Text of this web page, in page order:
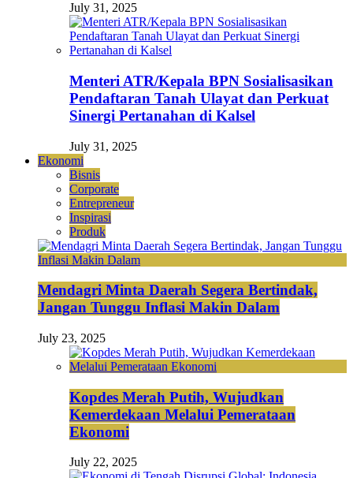
July 31, 2025
Menteri ATR/Kepala BPN Sosialisasikan
Pendaftaran Tanah Ulayat dan Perkuat
Sinergi Pertanahan di Kalsel
July 31, 2025
Ekonomi
Bisnis
Corporate
Entrepreneur
Inspirasi
Produk
Mendagri Minta Daerah Segera Bertindak,
Jangan Tunggu Inflasi Makin Dalam
July 23, 2025
Kopdes Merah Putih, Wujudkan
Kemerdekaan Melalui Pemerataan
Ekonomi
July 22, 2025